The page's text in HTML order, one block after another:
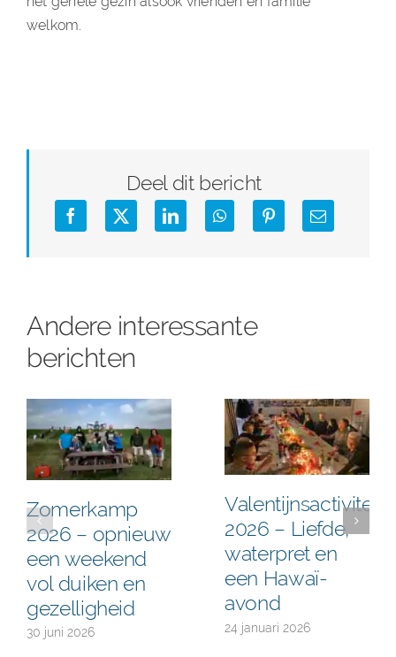
welkom.
Deel dit bericht
Andere interessante
berichten
Zomerkamp
2026 – opnieuw
een weekend
vol duiken en
gezelligheid
30 juni 2026
Valentijnsactiviteit
2026 – Liefde,
waterpret en
een Hawaï-
avond
24 januari 2026